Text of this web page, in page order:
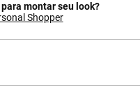
montar seu look?
Shopper